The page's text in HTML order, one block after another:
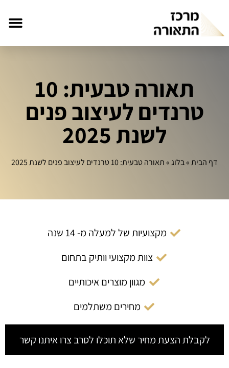
תאורה טבעית: 10
טרנדים לעיצוב פנים
לשנת 2025
דף הבית»בלוג»תאורה טבעית: 10 טרנדים לעיצוב פנים לשנת 2025
מקצועיות של למעלה מ- 14 שנה
צוות מקצועי וותיק בתחום
מגוון מוצרים איכותיים
מחירים משתלמים
לקבלת הצעת מחיר שלא תוכלו לסרב צרו איתנו קשר